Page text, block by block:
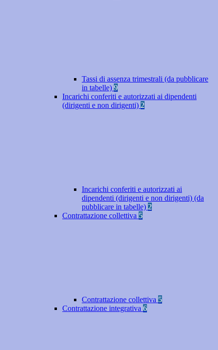
Tassi di assenza trimestrali (da pubblicare
in tabelle) 9
Incarichi conferiti e autorizzati ai dipendenti
(dirigenti e non dirigenti) 2
Incarichi conferiti e autorizzati ai
dipendenti (dirigenti e non dirigenti) (da
pubblicare in tabelle) 2
Contrattazione collettiva 5
Contrattazione collettiva 5
Contrattazione integrativa 6